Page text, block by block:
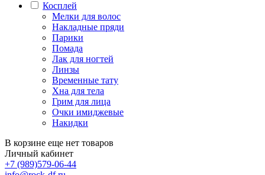
Косплей
Мелки для волос
Накладные пряди
Парики
Помада
Лак для ногтей
Линзы
Временные тату
Хна для тела
Грим для лица
Очки имиджевые
Накидки
В корзине еще нет товаров
Личный кабинет
+7 (989)579-06-44